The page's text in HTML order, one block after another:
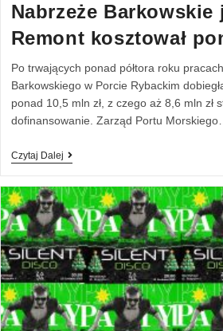
Nabrzeże Barkowskie
Remont kosztował
Po trwających ponad półtora roku
Barkowskiego w Porcie Rybackim
ponad 10,5 mln zł, z czego aż 8,6 mln zł
dofinansowanie. Zarząd Portu Morskiego…
Czytaj Dalej